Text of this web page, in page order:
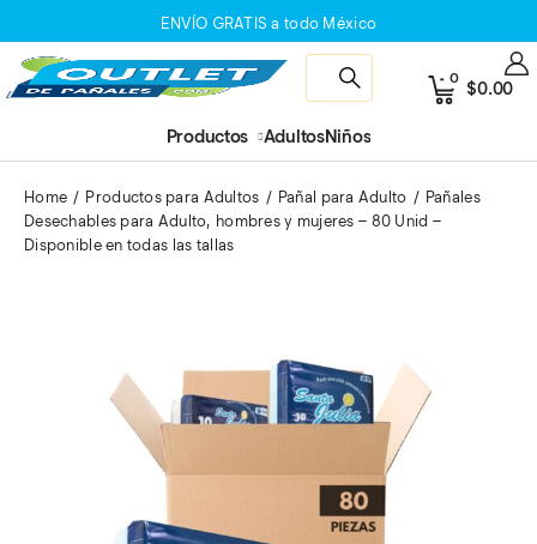
ENVÍO GRATIS a todo México
$0.00
0
Productos AdultosNiños
Home Productos para Adultos Pañal para Adulto
Pañales
Desechables para Adulto, hombres y mujeres – 80 Unid –
Disponible en todas las tallas